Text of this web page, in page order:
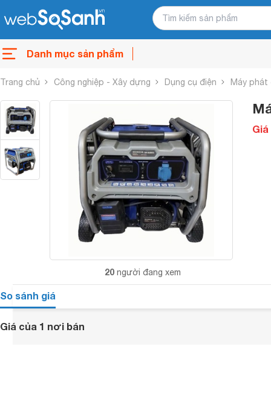
Danh mục sản phẩm
Trang chủ Công nghiệp - Xây dựng Dụng cụ điện Máy phát
20 người đang xem
Giá
So sánh giá
Giá của 1 nơi bán